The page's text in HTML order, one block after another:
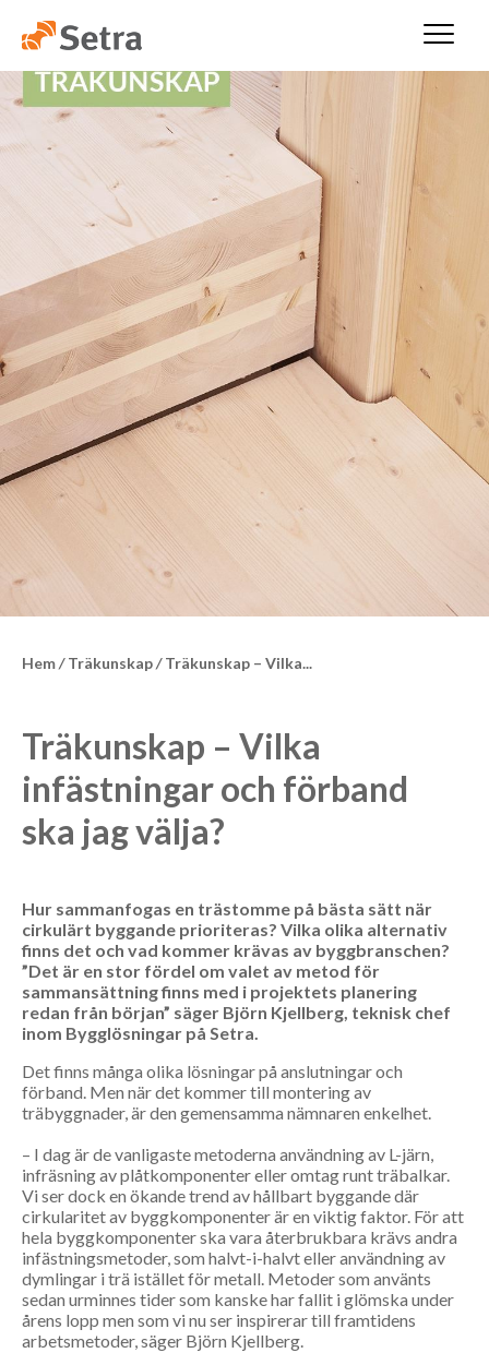
Hem/ Träkunskap/ Träkunskap – Vilka...
Träkunskap – Vilka
infästningar och förband
ska jag välja?
Hur sammanfogas en trästomme på bästa sätt när
cirkulärt byggande prioriteras? Vilka olika alternativ
finns det och vad kommer krävas av byggbranschen?
”Det är en stor fördel om valet av metod för
sammansättning finns med i projektets planering
redan från början” säger Björn Kjellberg, teknisk chef
inom Bygglösningar på Setra.
Det finns många olika lösningar på anslutningar och
förband. Men när det kommer till montering av
träbyggnader, är den gemensamma nämnaren enkelhet.
– I dag är de vanligaste metoderna användning av L-järn,
infräsning av plåtkomponenter eller omtag runt träbalkar.
Vi ser dock en ökande trend av hållbart byggande där
cirkularitet av byggkomponenter är en viktig faktor. För att
hela byggkomponenter ska vara återbrukbara krävs andra
infästningsmetoder, som halvt-i-halvt eller användning av
dymlingar i trä istället för metall. Metoder som använts
sedan urminnes tider som kanske har fallit i glömska under
årens lopp men som vi nu ser inspirerar till framtidens
arbetsmetoder, säger Björn Kjellberg.